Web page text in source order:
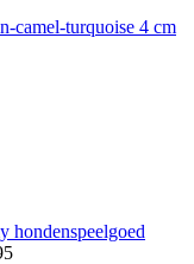
camel-turquoise 4 cm
hondenspeelgoed